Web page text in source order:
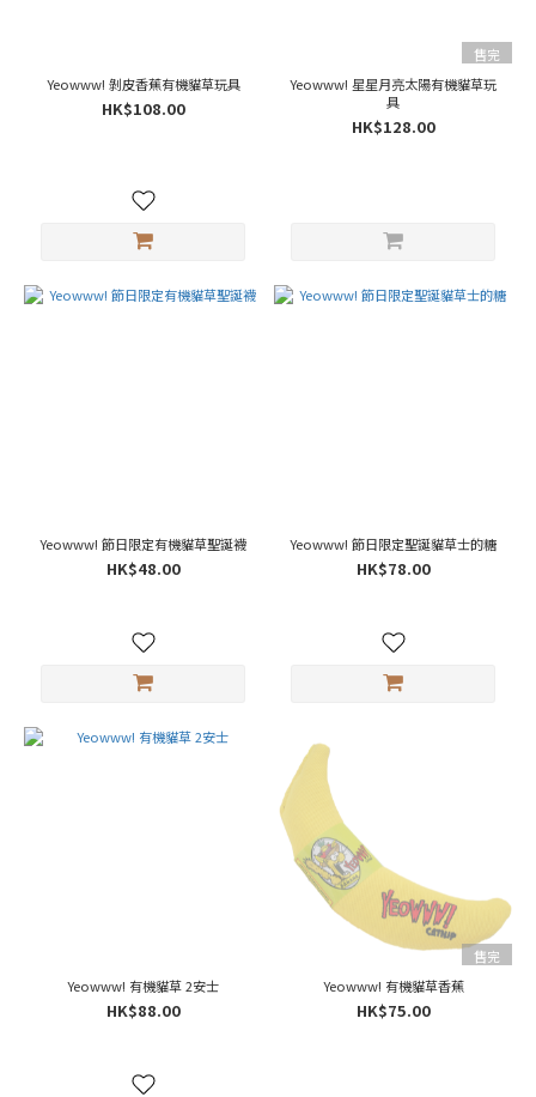
Yeowww! 剝皮香蕉有機貓草玩具
HK$108.00
售完
Yeowww! 星星月亮太陽有機貓草玩
具
HK$128.00
Yeowww! 節日限定有機貓草聖誕襪
HK$48.00
Yeowww! 節日限定聖誕貓草士的糖
HK$78.00
Yeowww! 有機貓草 2安士
HK$88.00
售完
Yeowww! 有機貓草香蕉
HK$75.00